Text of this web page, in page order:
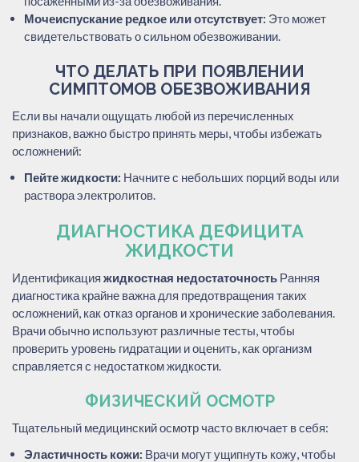
Мочеиспускание редкое или отсутствует: Это может
свидетельствовать о сильном обезвоживании.
ЧТО ДЕЛАТЬ ПРИ ПОЯВЛЕНИИ
СИМПТОМОВ ОБЕЗВОЖИВАНИЯ
Если вы начали ощущать любой из перечисленных
признаков, важно быстро принять меры, чтобы избежать
осложнений:
Пейте жидкости: Начните с небольших порций воды или
раствора электролитов.
ДИАГНОСТИКА ДЕФИЦИТА
ЖИДКОСТИ
Идентификация жидкостная недостаточность Ранняя
диагностика крайне важна для предотвращения таких
осложнений, как отказ органов и хронические заболевания.
Врачи обычно используют различные тесты, чтобы
проверить уровень гидратации и оценить, как организм
справляется с недостатком жидкости.
ФИЗИЧЕСКИЙ ОСМОТР
Тщательный медицинский осмотр часто включает в себя:
Эластичность кожи: Врачи могут ущипнуть кожу, чтобы